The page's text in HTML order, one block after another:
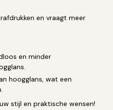
en vraagt meer
en minder
hoogglans, wat een
stijl en praktische wensen!